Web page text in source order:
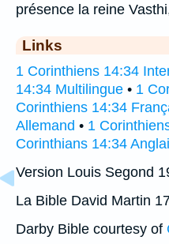
présence la reine
Links
1 Corinthiens 14:34
14:34 Multilingue • 1
Corinthiens 14:34
Allemand • 1
Corinthians 14:34
Version Louis Segond
La Bible David Martin
Darby Bible courtesy of